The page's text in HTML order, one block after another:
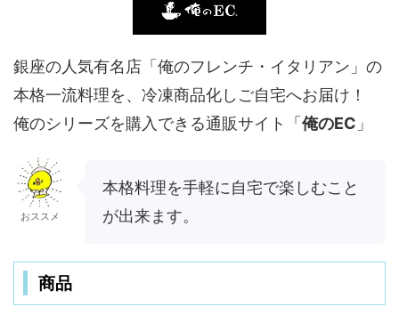
銀座の人気有名店「俺のフレンチ・イタリアン」の
本格一流料理を、冷凍商品化しご自宅へお届け！
俺のシリーズを購入できる通販サイト「俺のEC 」
おススメ
本格料理を手軽に自宅で楽しむこと
が出来ます。
商品